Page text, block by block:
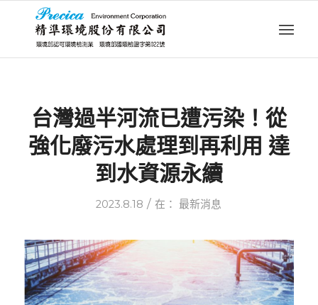
台灣過半河流已遭污染！從
強化廢污水處理到再利用 達
到水資源永續
2023.8.18 / 在： 最新消息